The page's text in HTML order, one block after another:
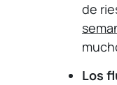
de
Los